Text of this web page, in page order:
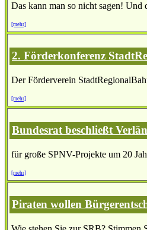
Das kann man so nicht sagen! Und
[mehr]
2. Förderkonferenz
Der Förderverein
[mehr]
Bundesrat beschließt
für große SPNV-Projekte um 20
[mehr]
Piraten wollen